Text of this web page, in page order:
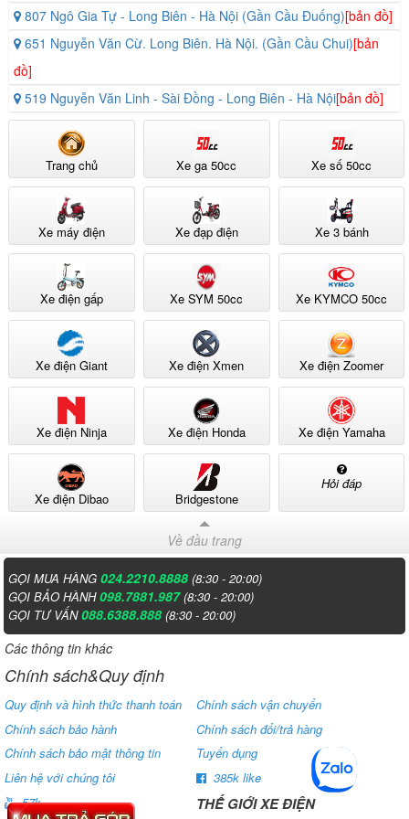
Đặc điểm động cơ và phương thức vận hành
Xe được trang bị động cơ điện một chiều không chổi than công suất
1500W. Công suất này đảm bảo xe vận hành mạnh mẽ trên nhiều
loại địa hình. Nó cung cấp đủ lực kéo cho việc tăng tốc mượt mà.
Vận hành của xe là tự động. Điều này đơn giản hóa thao tác cho
người lái. Trải nghiệm lái xe điện trở nên dễ dàng và thuận tiện hơn.
807 Ngô Gia Tự - Long Biên - Hà Nội (Gần Cầu Đuống)[bản đồ]
651 Nguyễn Văn Cừ. Long Biên. Hà Nội. (Gần Cầu Chui)[bản
đồ]
519 Nguyễn Văn Linh - Sài Đồng - Long Biên - Hà Nội[bản đồ]
Trang chủ Xe ga 50cc Xe số 50cc
Xe máy điện Xe đạp điện Xe 3 bánh
Xe điện gấp Xe SYM 50cc Xe KYMCO 50cc
Xe điện Giant Xe điện Xmen Xe điện Zoomer
Xe điện Ninja Xe điện Honda Xe điện Yamaha
Xe điện Dibao Bridgestone
Hỏi đáp
Về đầu trang
GỌI MUA HÀNG024.2210.8888 (8:30 - 20:00)
GỌI BẢO HÀNH098.7881.987 (8:30 - 20:00)
GỌI TƯ VẤN088.6388.888 (8:30 - 20:00)
Các thông tin khác
Chính sách&Quy định
Quy định và hình thức thanh toán
Chính sách vận chuyển
Chính sách bảo hành
Chính sách đổi/trả hàng
Chính sách bảo mật thông tin
Tuyển dụng
Liên hệ với chúng tôi
385k like
57k
THẾ GIỚI XE ĐIỆN